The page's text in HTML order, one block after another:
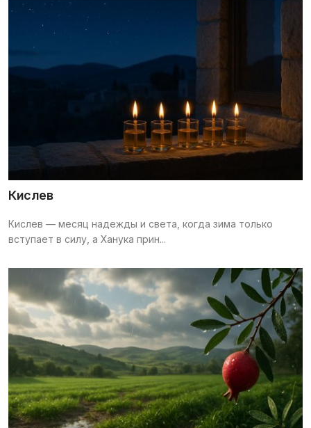
Кислев
Кислев — месяц надежды и света, когда зима только
вступает в силу, а Ханука прин...